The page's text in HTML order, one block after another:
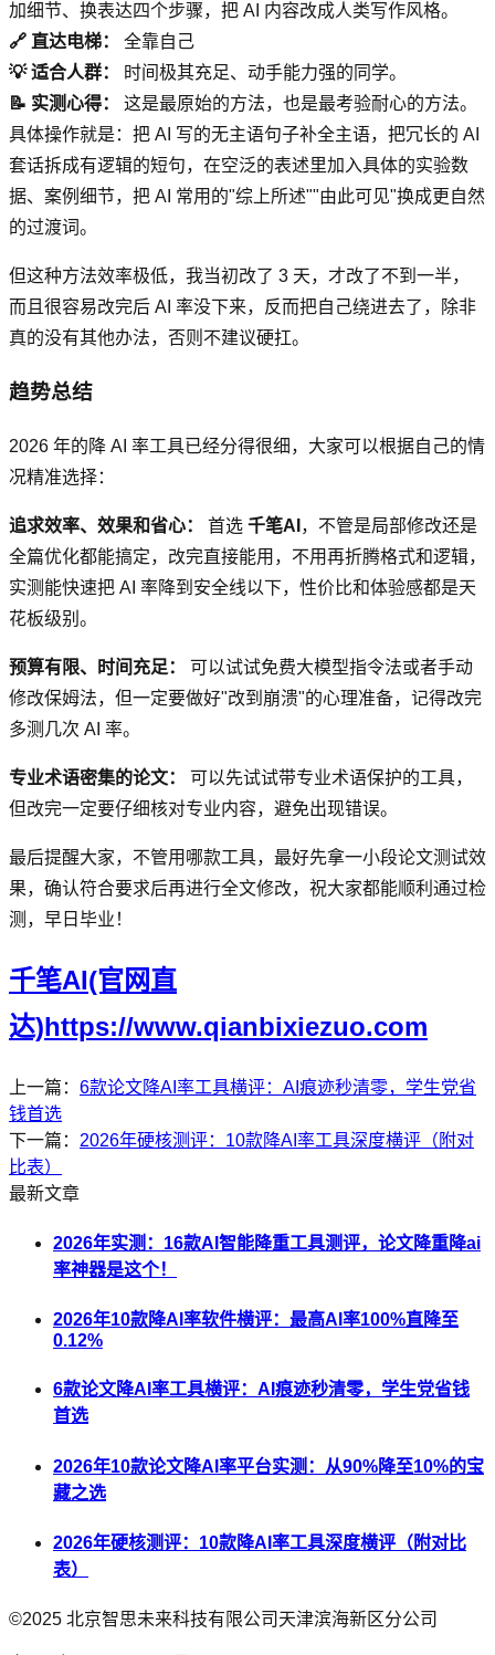
加细节、换表达四个步骤，把 AI 内容改成人类写作风格。
🔗 直达电梯：
全靠自己
💡 适合人群：
时间极其充足、动手能力强的同学。
📝 实测心得：
这是最原始的方法，也是最考验耐心的方法。
具体操作就是：把 AI 写的无主语句子补全主语，把冗长的 AI
套话拆成有逻辑的短句，在空泛的表述里加入具体的实验数
据、案例细节，把 AI 常用的"综上所述""由此可见"换成更自然
的过渡词。
但这种方法效率极低，我当初改了 3 天，才改了不到一半，
而且很容易改完后 AI 率没下来，反而把自己绕进去了，除非
真的没有其他办法，否则不建议硬扛。
趋势总结
2026 年的降 AI 率工具已经分得很细，大家可以根据自己的情
况精准选择：
追求效率、效果和省心： 首选 千笔AI ，不管是局部修改还是
全篇优化都能搞定，改完直接能用，不用再折腾格式和逻辑，
实测能快速把 AI 率降到安全线以下，性价比和体验感都是天
花板级别。
预算有限、时间充足：
可以试试免费大模型指令法或者手动
修改保姆法，但一定要做好"改到崩溃"的心理准备，记得改完
多测几次 AI 率。
专业术语密集的论文：
可以先试试带专业术语保护的工具，
但改完一定要仔细核对专业内容，避免出现错误。
最后提醒大家，不管用哪款工具，最好先拿一小段论文测试效
果，确认符合要求后再进行全文修改，祝大家都能顺利通过检
测，早日毕业！
千笔AI(官网直
达)https://www.qianbixiezuo.com
上一篇： 6款论文降AI率工具横评：AI痕迹秒清零，学生党省
钱首选
下一篇： 2026年硬核测评：10款降AI率工具深度横评（附对
比表）
最新文章
2026年实测：16款AI智能降重工具测评，论文降重降ai
率神器是这个！
2026年10款降AI率软件横评：最高AI率100%直降至
0.12%
6款论文降AI率工具横评：AI痕迹秒清零，学生党省钱
首选
2026年10款论文降AI率平台实测：从90%降至10%的宝
藏之选
2026年硬核测评：10款降AI率工具深度横评（附对比
表）
©2025 北京智思未来科技有限公司天津滨海新区分公司